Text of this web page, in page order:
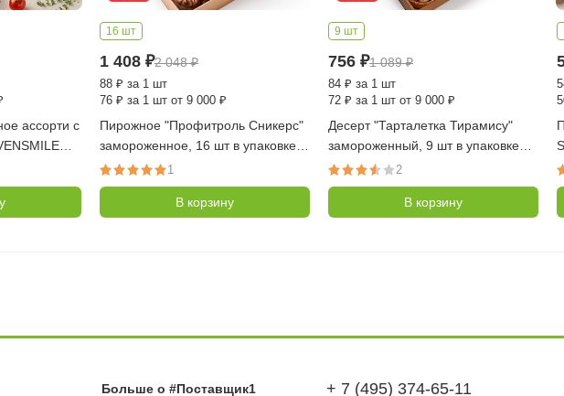
ассорти с
16 шт
1 408 ₽2 048₽
88 ₽ за 1 шт
76 ₽ за 1 шт от 9 000 ₽
Пирожное "Профитроль Сникерс"
замороженное, 16 шт в упаковке
(Десертные Истории)
1
В корзину
9 шт
756 ₽1 089₽
84 ₽ за 1 шт
72 ₽ за 1 шт от 9 000 ₽
Десерт "Тарталетка Тирамису"
замороженный, 9 шт в упаковке
(Десертные Истории)
2
В корзину
Больше о #Поставщик1 + 7 (495) 374-65-11